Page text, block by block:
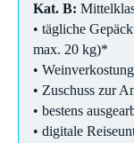
Kat. B:
• tägliche
max. 20 kg)*
•
• Zuschuss zur
• bestens
• digitale